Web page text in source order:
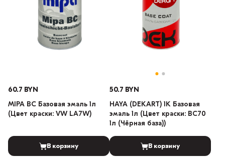
60.7 BYN
MIPA BC Базовая эмаль 1л
(Цвет краски: VW LA7W)
В корзину
50.7 BYN
HAYA (DEKART) 1К Базовая
эмаль 1л (Цвет краски: BC70
1л (Чёрная база))
В корзину